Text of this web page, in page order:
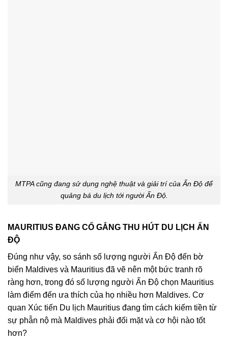
MTPA cũng đang sử dụng nghệ thuật và giải trí của Ấn Độ để
quảng bá du lịch tới người Ấn Độ.
MAURITIUS ĐANG CỐ GẮNG THU HÚT DU LỊCH ẤN
ĐỘ
Đúng như vậy, so sánh số lượng người Ấn Độ đến bờ
biển Maldives và Mauritius đã vẽ nên một bức tranh rõ
ràng hơn, trong đó số lượng người Ấn Độ chọn Mauritius
làm điểm đến ưa thích của họ nhiều hơn Maldives. Cơ
quan Xúc tiến Du lịch Mauritius đang tìm cách kiếm tiền từ
sự phẫn nộ mà Maldives phải đối mặt và cơ hội nào tốt
hơn?